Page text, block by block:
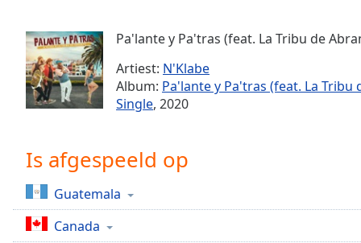
TypeLIVE
Seek to
live,
currently
behind
LIVE
Remaining
Rate
Pa'lante y Pa'tras (feat. La Tribu de
Artiest: N'Klabe
Album: Pa'lante y Pa'tras (feat. La Tribu
Single, 2020
Is afgespeeld op
Guatemala
Canada